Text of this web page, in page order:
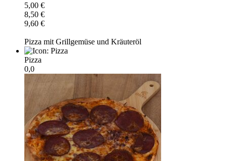
5,00 €
8,50 €
9,60 €
Pizza mit Grillgemüse und Kräuteröl
Pizza
0,0